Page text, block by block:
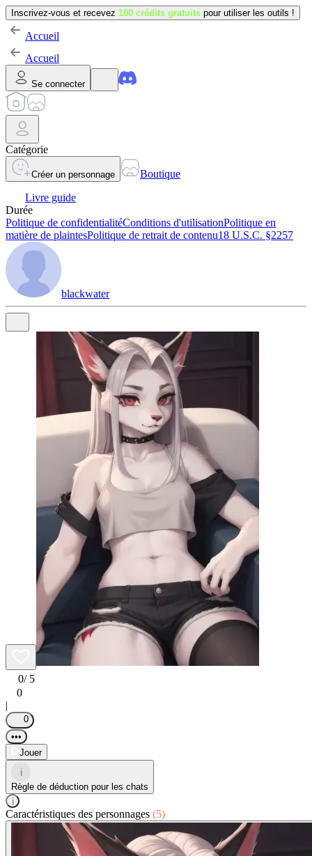
Inscrivez-vous et recevez 100 crédits gratuits pour utiliser les outils !
Accueil
Accueil
Se connecter
Catégorie
Créer un personnage
Boutique
Livre guide
Durée
Politique de confidentialitéConditions d'utilisationPolitique en
matière de plaintesPolitique de retrait de contenu18 U.S.C. §2257
blackwater
0/ 5
0
|
0
•••
Jouer
i
Règle de déduction pour les chats
i
Caractéristiques des personnages (5)